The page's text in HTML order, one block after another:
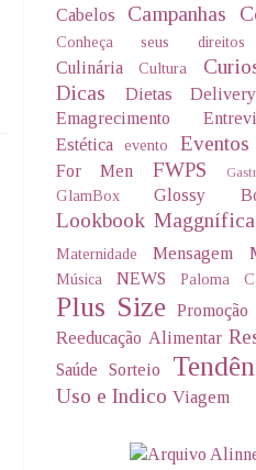
Cabelos Campanhas
Conheça seus direitos
Culinária Cultura
Dicas
Dietas Delivery
Emagrecimento
Estética
evento Eventos
For Men FWPS
GlamBox
Glossy
Lookbook
Maternidade Mensagem
Música NEWS Paloma
Plus Size Promoção
Reeducação Alimentar
Saúde Sorteio
Uso e Indico Viagem